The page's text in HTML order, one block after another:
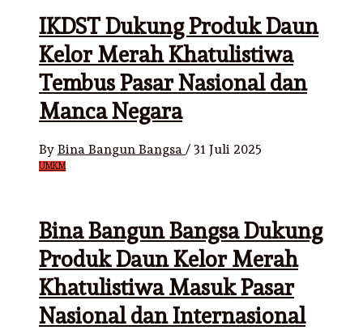
IKDST Dukung Produk Daun
Kelor Merah Khatulistiwa
Tembus Pasar Nasional dan
Manca Negara
By Bina Bangun Bangsa / 31 Juli 2025
UMKM
Bina Bangun Bangsa Dukung
Produk Daun Kelor Merah
Khatulistiwa Masuk Pasar
Nasional dan Internasional